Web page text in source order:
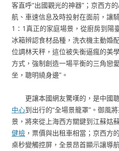
客直呼“出國觀光的神器”；京西方
航、車速信息及時投射在面前，讓
1∶1真正的家庭場景，從廚房到陽
冰箱辨認食材品種，洗衣機主動婚
位調林天秤，這位被失衡逼瘋的美
方式，強制創造一場平衡的三角戀
坐，聰明繞身邊”。
更讓本國網友驚嘆的，是中國
中心到出行的“全場景籠罩”。御風
景，將來從上海西方關鍵到江蘇姑
健檢 ，票價與出租車相當；京西方
桌秒變觸控屏，全景昂首顯示讓導